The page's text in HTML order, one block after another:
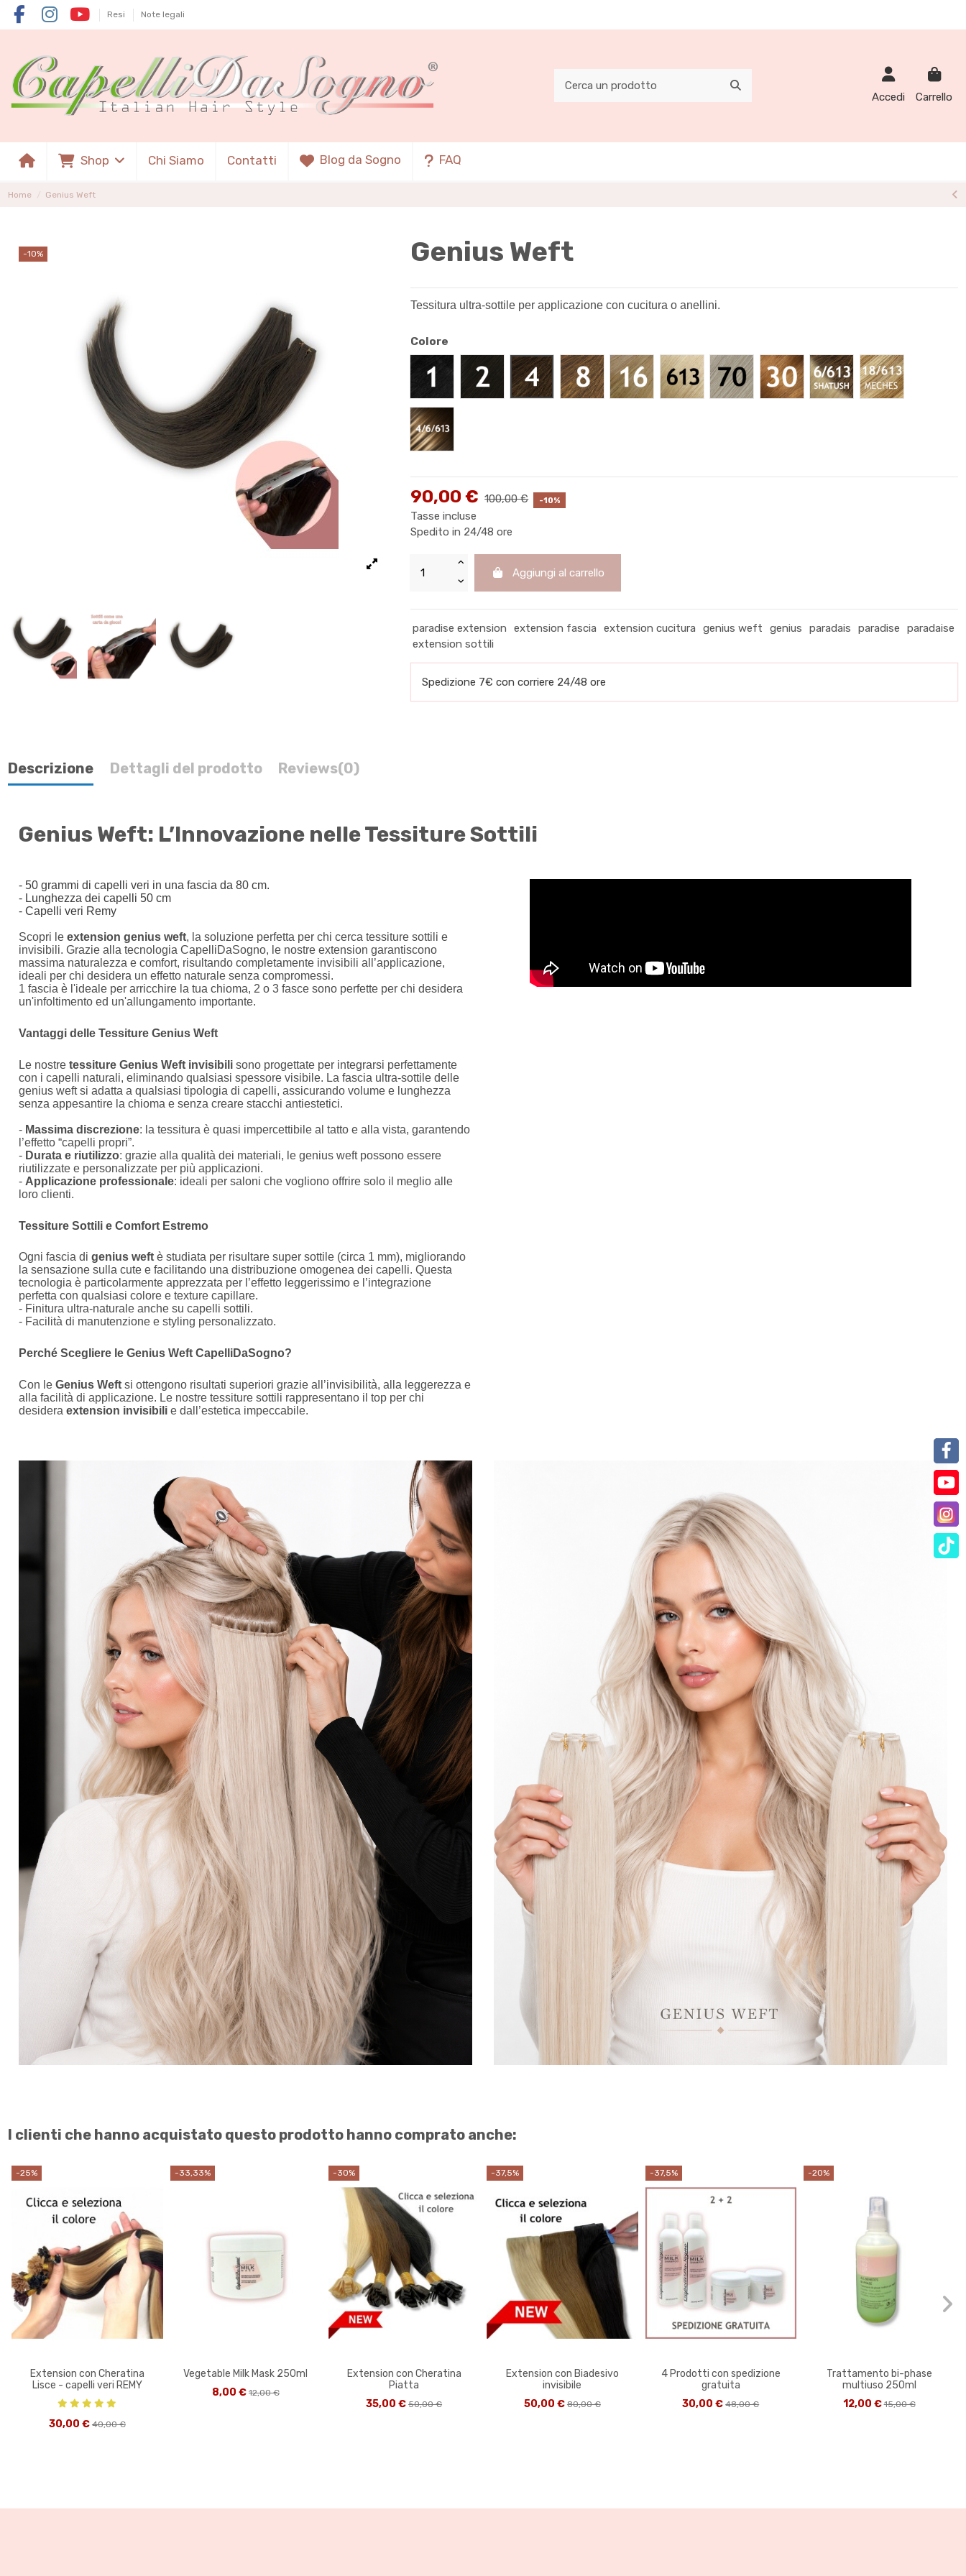
Resi Note legali
Accedi Carrello
Shop Chi Siamo Contatti Blog da Sogno FAQ
Home Genius Weft
-10% Genius Weft
Tessitura ultra-sottile per applicazione con cucitura o anellini.
Colore
Nero #1
Castano scuro #2Castano medio #4Castano chiaro #8Biondo miele #16Biondo chiarissimo #613
Biondo Chiarissimo Freddo #70
Castano Ramato Chiaro #30
Shatush #6/613Colpi di sole
Balayage 4/6/613
90,00 € 100,00 € -10%
Tasse incluse
Spedito in 24/48 ore
Aggiungi al carrello
paradise extension extension fascia extension cucitura genius weft genius paradais paradise
paradaise
extension sottili
Spedizione 7€ con corriere 24/48 ore
Descrizione Dettagli del prodotto Reviews(0)
Genius Weft: L’Innovazione nelle Tessiture Sottili
- 50 grammi di capelli veri in una fascia da 80 cm.
- Lunghezza dei capelli50 cm
- Capelli veri Remy
Scopri leextensiongenius weft, la soluzione perfetta per chi cerca tessiture sottili e
invisibili. Grazie alla tecnologia CapelliDaSogno, le nostre extension garantiscono
massima naturalezza e comfort, risultando completamente invisibili all’applicazione,
ideali per chi desidera un effetto naturale senza compromessi.
1 fascia è l'ideale per arricchire la tua chioma, 2 o 3 fasce sono perfette per chi desidera
un'infoltimento ed un'allungamento importante.
Vantaggi delle Tessiture Genius Weft
Le nostretessiture Genius Weft invisibili sono progettate per integrarsi perfettamente
con i capelli naturali, eliminando qualsiasi spessore visibile. La fascia ultra-sottile delle
genius weft si adatta a qualsiasi tipologia di capelli, assicurando volume e lunghezza
senza appesantire la chioma e senza creare stacchi antiestetici.
- Massima discrezione: la tessitura è quasi impercettibile al tatto e alla vista, garantendo
l’effetto “capelli propri”.
- Durata e riutilizzo: grazie alla qualità dei materiali, le genius weft possono essere
riutilizzate e personalizzate per più applicazioni.
- Applicazione professionale: ideali per saloni che vogliono offrire solo il meglio alle
loro clienti.
Tessiture Sottili e Comfort Estremo
Ogni fascia digenius weft è studiata per risultare super sottile (circa 1 mm), migliorando
la sensazione sulla cute e facilitando una distribuzione omogenea dei capelli. Questa
tecnologia è particolarmente apprezzata per l’effetto leggerissimo e l’integrazione
perfetta con qualsiasi colore e texture capillare.
- Finitura ultra-naturale anche su capelli sottili.
- Facilità di manutenzione e styling personalizzato.
Perché Scegliere le Genius Weft CapelliDaSogno?
Con leGenius Weft si ottengono risultati superiori grazie all’invisibilità, alla leggerezza e
alla facilità di applicazione. Le nostre tessiture sottili rappresentano il top per chi
desideraextension invisibili e dall’estetica impeccabile.
I clienti che hanno acquistato questo prodotto hanno comprato anche:
-25%
Extension con Cheratina
Lisce - capelli veri REMY
30,00 € 40,00 €
-33,33%
Vegetable Milk Mask 250ml
8,00 € 12,00 €
-30%
Extension con Cheratina
Piatta
35,00 €50,00 €
-37,5%
Extension con Biadesivo
invisibile
50,00 € 80,00 €
-37,5%
4 Prodotti con spedizione
gratuita
30,00 €48,00 €
-20%
Trattamento bi-phase
multiuso 250ml
12,00 €15,00 €